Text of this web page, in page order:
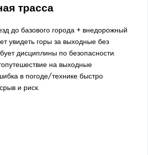
трасса
до базового города + внедорожный
увидеть горы за выходные без
дисциплины по безопасности.
на выходные
в погоде/технике быстро
и риск.